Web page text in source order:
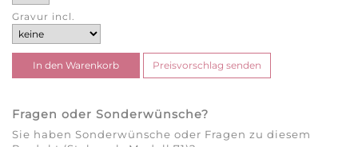
Gravur incl.
Fragen oder Sonderwünsche?
Sie haben Sonderwünsche oder Fragen zu diesem